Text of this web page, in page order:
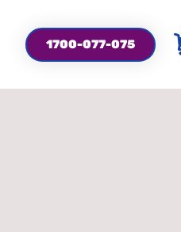
1700-077-075